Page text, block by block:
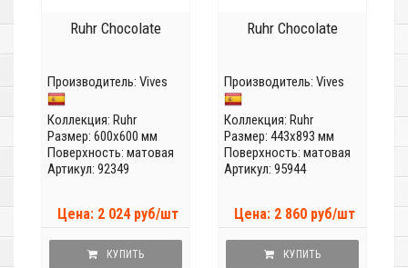
Ruhr Chocolate
Производитель: Vives
Коллекция: Ruhr
Размер: 600x600 мм
Поверхность: матовая
Артикул: 92349
Цена: 2 024 руб/шт
КУПИТЬ
Ruhr Chocolate
Производитель: Vives
Коллекция: Ruhr
Размер: 443x893 мм
Поверхность: матовая
Артикул: 95944
Цена: 2 860 руб/шт
КУПИТЬ